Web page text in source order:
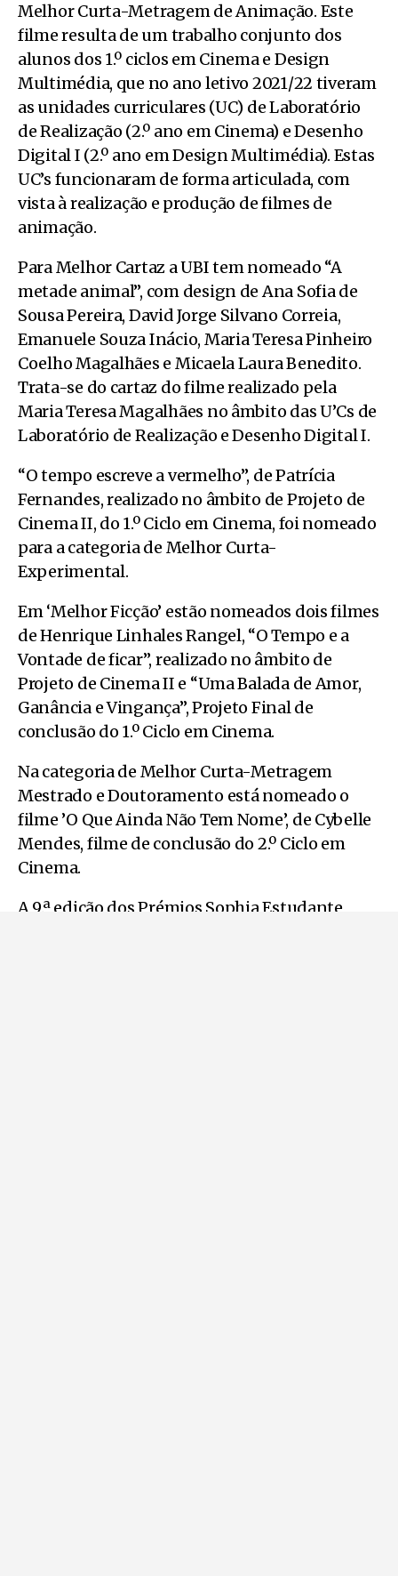
Melhor Curta-Metragem de Animação. Este
filme resulta de um trabalho conjunto dos
alunos dos 1.º ciclos em Cinema e Design
Multimédia, que no ano letivo 2021/22 tiveram
as unidades curriculares (UC) de Laboratório
de Realização (2.º ano em Cinema) e Desenho
Digital I (2.º ano em Design Multimédia). Estas
UC’s funcionaram de forma articulada, com
vista à realização e produção de filmes de
animação.
Para Melhor Cartaz a UBI tem nomeado “A
metade animal”, com design de Ana Sofia de
Sousa Pereira, David Jorge Silvano Correia,
Emanuele Souza Inácio, Maria Teresa Pinheiro
Coelho Magalhães e Micaela Laura Benedito.
Trata-se do cartaz do filme realizado pela
Maria Teresa Magalhães no âmbito das U’Cs de
Laboratório de Realização e Desenho Digital I.
“O tempo escreve a vermelho”, de Patrícia
Fernandes, realizado no âmbito de Projeto de
Cinema II, do 1.º Ciclo em Cinema, foi nomeado
para a categoria de Melhor Curta-
Experimental.
Em ‘Melhor Ficção’ estão nomeados dois filmes
de Henrique Linhales Rangel, “O Tempo e a
Vontade de ficar”, realizado no âmbito de
Projeto de Cinema II e “Uma Balada de Amor,
Ganância e Vingança”, Projeto Final de
conclusão do 1.º Ciclo em Cinema.
Na categoria de Melhor Curta-Metragem
Mestrado e Doutoramento está nomeado o
filme ’O Que Ainda Não Tem Nome’, de Cybelle
Mendes, filme de conclusão do 2.º Ciclo em
Cinema.
A 9.ª edição dos Prémios Sophia Estudante